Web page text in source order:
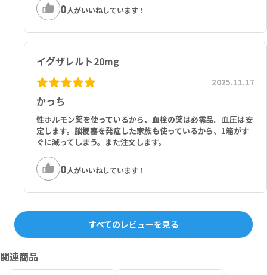
0人がいいねしています！
イグザレルト20mg
かっち
2025.11.17
性ホルモン薬を使っているから、血栓の薬は必需品。血圧は安
定します。脳梗塞を発症した家族も使っているから、1箱がす
ぐに減ってしまう。また注文します。
0人がいいねしています！
すべてのレビューを見る
関連商品